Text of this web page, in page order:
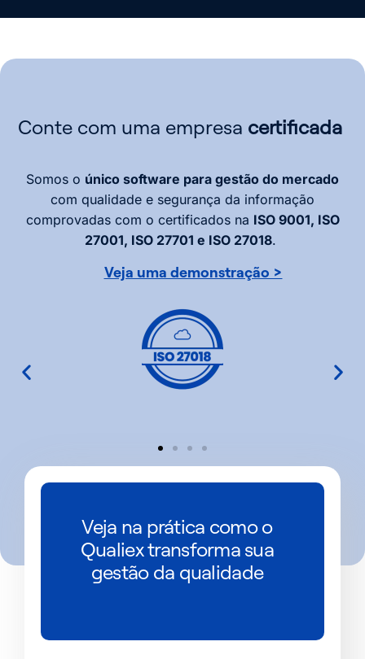
Conte com uma empresa certificada
Somos o único software para gestão do mercado
com qualidade e segurança da informação
comprovadas com o certificadosna ISO 9001, ISO
27001, ISO 27701 e ISO 27018.
Veja uma demonstração >
Veja na prática como o
Qualiex transforma sua
gestão da qualidade